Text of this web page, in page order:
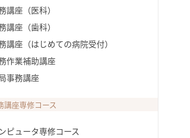
講座（医科）
講座（歯科）
講座（はじめての病院受付）
作業補助講座
事務講座
講座専修コース
ピュータ専修コース